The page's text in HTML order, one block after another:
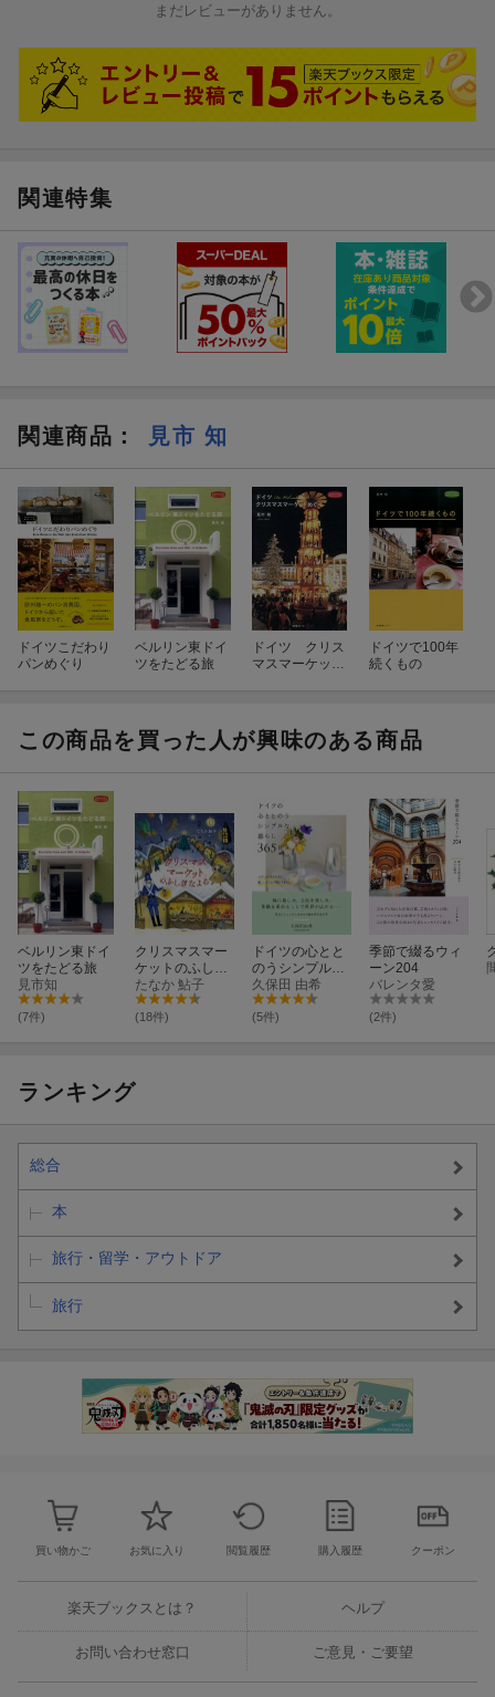
まだレビューがありません。
関連特集
関連商品 ： 見市 知
ドイツこだわり
パンめぐり
ベルリン東ドイ
ツをたどる旅
ドイツ クリス
マスマーケット
ドイツで100年
続くもの
この商品を買った人が興味のある商品
ベルリン東ドイ
ツをたどる旅
見市知
(7件)
クリスマスマー
ケットのふしぎ
なよる
たなか 鮎子
(18件)
ドイツの心とと
のうシンプルな
暮らし 365日
久保田 由希
(5件)
季節で綴るウィ
ーン204
バレンタ愛
(2件)
ランキング
総合
本
旅行・留学・アウトドア
旅行
買い物かご お気に入り 閲覧履歴 購入履歴 クーポン
楽天ブックスとは？ ヘルプ
お問い合わせ窓口 ご意見・ご要望